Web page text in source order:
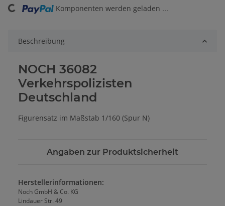
Komponenten werden geladen ...
Beschreibung
NOCH 36082
Verkehrspolizisten
Deutschland
Figurensatz im Maßstab 1/160 (Spur N)
Angaben zur Produktsicherheit
Herstellerinformationen:
Noch GmbH & Co. KG
Lindauer Str. 49